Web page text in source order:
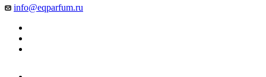
info@eqparfum.ru